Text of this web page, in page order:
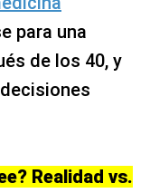
para una
de los 40, y
Realidad vs.